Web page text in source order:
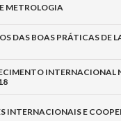
METROLOGIA
DAS BOAS PRÁTICAS DE
INTERNACIONAL
INTERNACIONAIS E